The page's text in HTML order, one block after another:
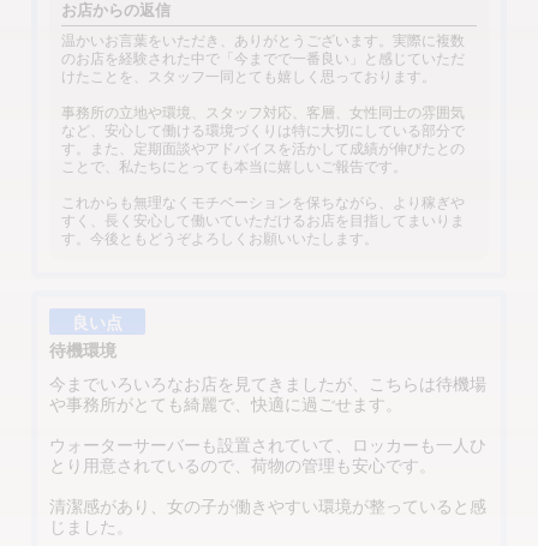
お店からの返信
温かいお言葉をいただき、ありがとうございます。実際に複数
のお店を経験された中で「今までで一番良い」と感じていただ
けたことを、スタッフ一同とても嬉しく思っております。
事務所の立地や環境、スタッフ対応、客層、女性同士の雰囲気
など、安心して働ける環境づくりは特に大切にしている部分で
す。また、定期面談やアドバイスを活かして成績が伸びたとの
ことで、私たちにとっても本当に嬉しいご報告です。
これからも無理なくモチベーションを保ちながら、より稼ぎや
すく、長く安心して働いていただけるお店を目指してまいりま
す。今後ともどうぞよろしくお願いいたします。
良い点
待機環境
今までいろいろなお店を見てきましたが、こちらは待機場
や事務所がとても綺麗で、快適に過ごせます。
ウォーターサーバーも設置されていて、ロッカーも一人ひ
とり用意されているので、荷物の管理も安心です。
清潔感があり、女の子が働きやすい環境が整っていると感
じました。